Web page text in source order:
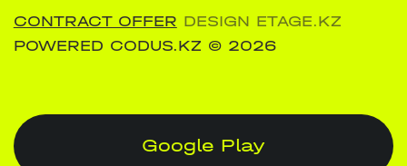
CONTRACT OFFER DESIGN ETAGE.KZ
POWERED CODUS.KZ © 2026
Google Play